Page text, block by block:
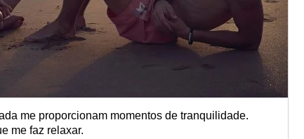
me proporcionam momentos de tranquilidade.
me faz relaxar.